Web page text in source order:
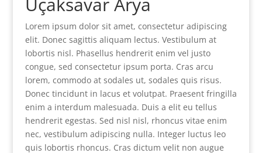
Lorem ipsum dolor sit amet, consectetur adipiscing
elit. Donec sagittis aliquam lectus. Vestibulum at
lobortis nisl. Phasellus hendrerit enim vel justo
congue, sed consectetur ipsum porta. Cras arcu
lorem, commodo at sodales ut, sodales quis risus.
Donec tincidunt in lacus et volutpat. Praesent fringilla
enim a interdum malesuada. Duis a elit eu tellus
hendrerit egestas. Sed nisl nisl, rhoncus vitae enim
nec, vestibulum adipiscing nulla. Integer luctus leo
quis lobortis rhoncus. Cras dictum velit non augue